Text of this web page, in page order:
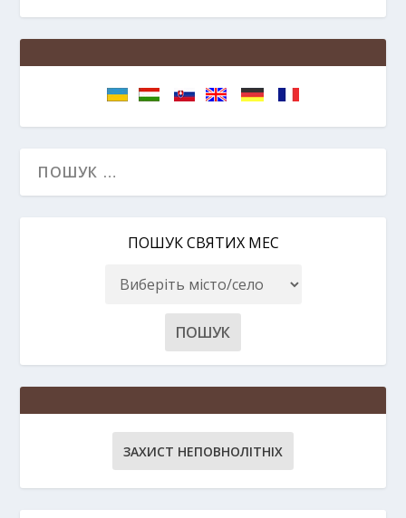
ПОШУК СВЯТИХ МЕС
ЗАХИСТ НЕПОВНОЛІТНІХ